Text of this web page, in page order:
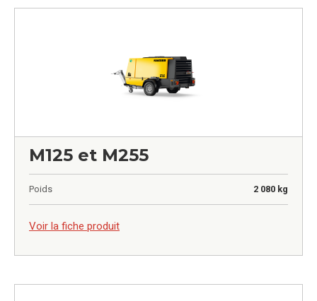
M125 et M255
Poids 2 080 kg
Voir la fiche produit